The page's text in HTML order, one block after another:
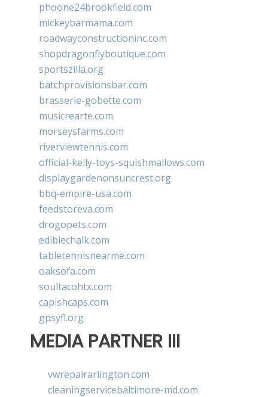
phoone24brookfield.com
mickeybarmama.com
roadwayconstructioninc.com
shopdragonflyboutique.com
sportszilla.org
batchprovisionsbar.com
brasserie-gobette.com
musicrearte.com
morseysfarms.com
riverviewtennis.com
official-kelly-toys-squishmallows.com
displaygardenonsuncrest.org
bbq-empire-usa.com
feedstoreva.com
drogopets.com
ediblechalk.com
tabletennisnearme.com
oaksofa.com
soultacohtx.com
capishcaps.com
gpsyfl.org
MEDIA PARTNER III
vwrepairarlington.com
cleaningservicebaltimore-md.com